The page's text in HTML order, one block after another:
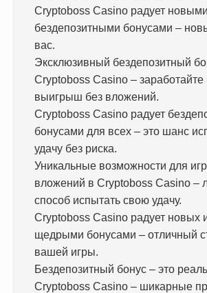
Cryptoboss Casino радует новыми
бездепозитными бонусами –
вас.
Эксклюзивный бездепозитный
Cryptoboss Casino – заработайте
выигрыш без вложений.
Cryptoboss Casino радует
бонусами для всех – это шанс
удачу без риска.
Уникальные возможности для
вложений в Cryptoboss Casino –
способ испытать свою удачу.
Cryptoboss Casino радует новых
щедрыми бонусами – отличный
вашей игры.
Бездепозитный бонус – это
Cryptoboss Casino – шикарные